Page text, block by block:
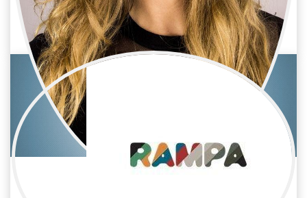
Televisión / Maquillaje y peluquería
Maquilladora